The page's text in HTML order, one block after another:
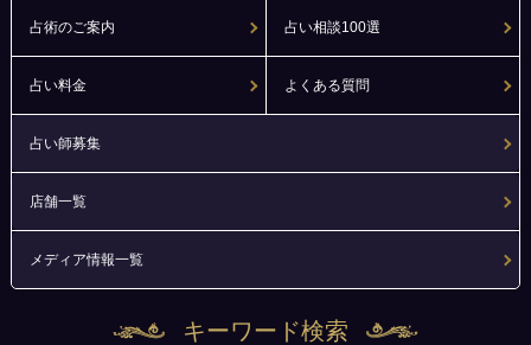
占術のご案内 占い相談100選
占い料金 よくある質問
占い師募集
店舗一覧
メディア情報一覧
キーワード検索